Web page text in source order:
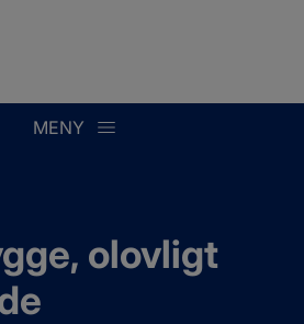
MENY
olovligt